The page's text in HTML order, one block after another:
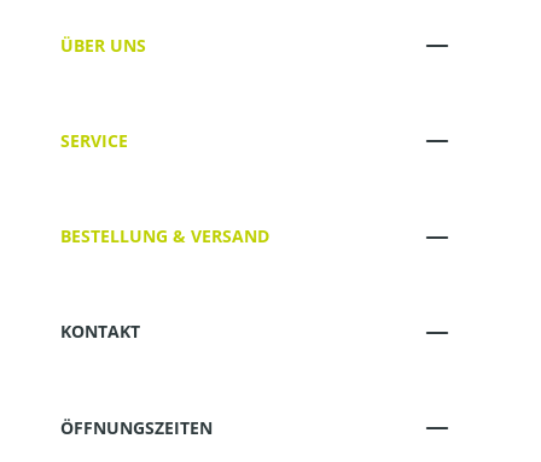
ÜBER UNS
SERVICE
BESTELLUNG & VERSAND
KONTAKT
ÖFFNUNGSZEITEN